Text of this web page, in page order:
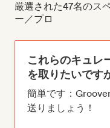
厳選された47名のス
ー／プロ
これらのキュレ
を取りたいです
簡単です：
送りましょう！